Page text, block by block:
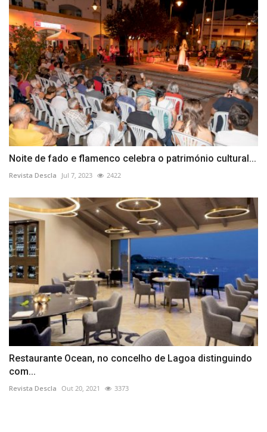
Noite de fado e flamenco celebra o património cultural...
Revista Descla Jul 7, 2023 2422
Restaurante Ocean, no concelho de Lagoa distinguindo
com...
Revista Descla Out 20, 2021 3373